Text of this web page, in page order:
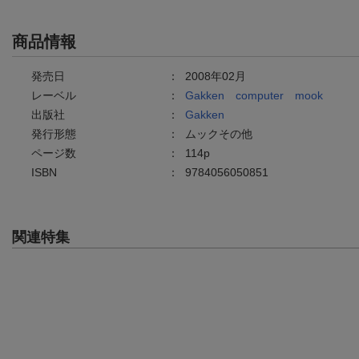
商品情報
発売日 ： 2008年02月
レーベル
： Gakken computer mook
出版社
： Gakken
発行形態
：
ムックその他
ページ数
： 114p
ISBN
： 9784056050851
関連特集